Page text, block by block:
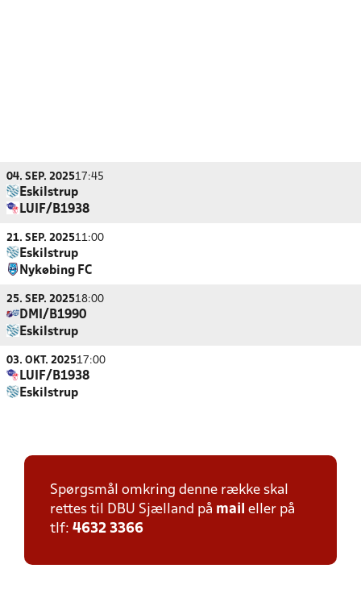
04. SEP. 202517:45
Eskilstrup
LUIF/B1938
21. SEP. 202511:00
Eskilstrup
Nykøbing FC
25. SEP. 202518:00
DMI/B1990
Eskilstrup
03. OKT. 202517:00
LUIF/B1938
Eskilstrup
Spørgsmål omkring denne række skal
rettes til DBU Sjælland på mail eller på
tlf: 4632 3366